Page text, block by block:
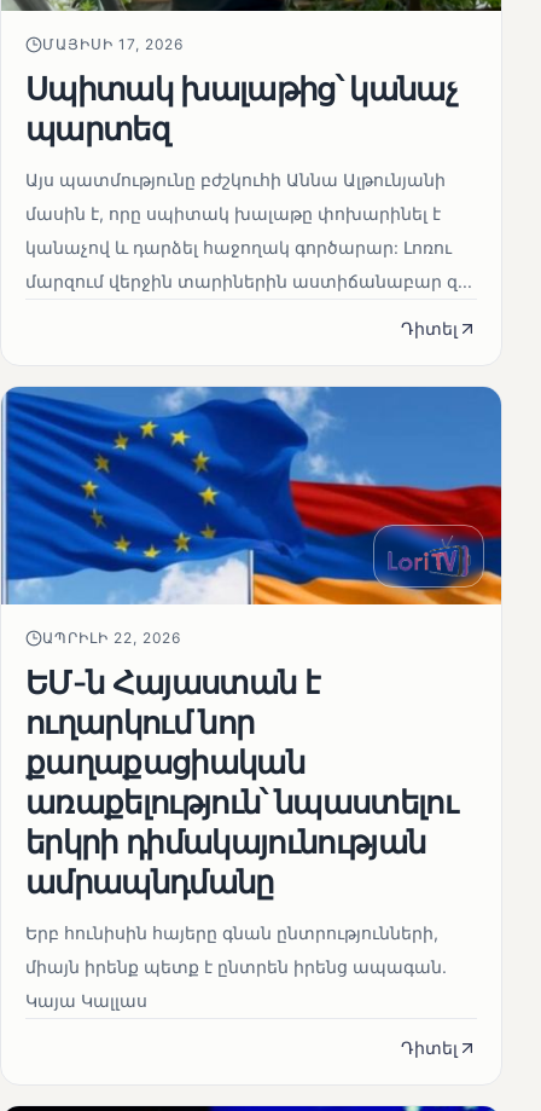
ՄԱՅԻՍԻ 17, 2026
Սպիտակ խալաթից՝ կանաչ
պարտեզ
Այս պատմությունը բժշկուհի Աննա Ալթունյանի
մասին է, որը սպիտակ խալաթը փոխարինել է
կանաչով և դարձել հաջողակ գործարար: Լոռու
մարզում վերջին տարիներին աստիճանաբար զ...
Դիտել
ԱՊՐԻԼԻ 22, 2026
ԵՄ-ն Հայաստան է
ուղարկում նոր
քաղաքացիական
առաքելություն՝ նպաստելու
երկրի դիմակայունության
ամրապնդմանը
Երբ հունիսին հայերը գնան ընտրությունների,
միայն իրենք պետք է ընտրեն իրենց ապագան.
Կայա Կալլաս
Դիտել